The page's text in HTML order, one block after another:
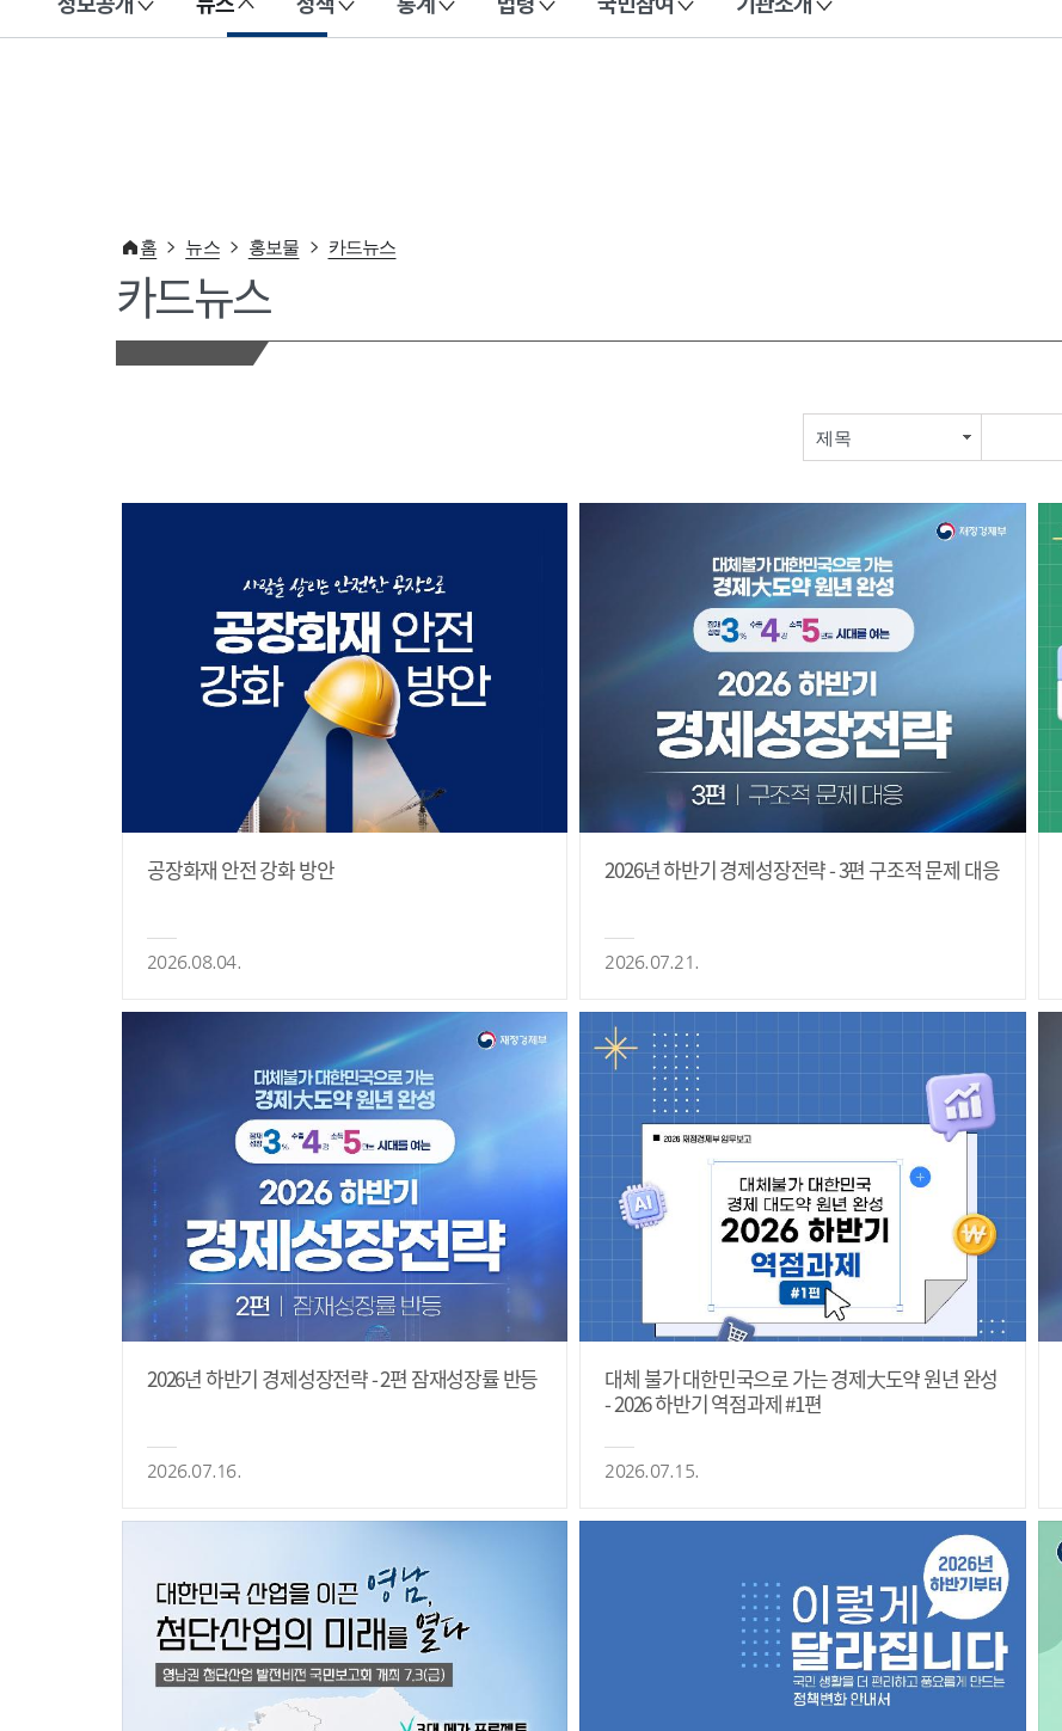
이 누리집은 대한민국 공식 전자정부 누리집입니다.
홈 뉴스 홍보물 카드뉴스
카드뉴스
제목
공장화재 안전 강화 방안
2026.08.04.
2026년 하반기 경제성장전략 - 3편 구조적 문제 대응
2026.07.21.
2026년 하반기 경제성장전략 - 2편 잠재성장률 반등
2026.07.16.
대체 불가 대한민국으로 가는 경제大도약 원년 완성
- 2026 하반기 역점과제 #1편
2026.07.15.